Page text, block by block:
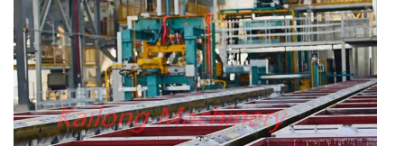
Ursprung
Weifang, China
Zertifikat
Bericht der chemischen
Zusammensetzung, Dehnfestigkeit und
Härtebericht, Vergütungszertifikate